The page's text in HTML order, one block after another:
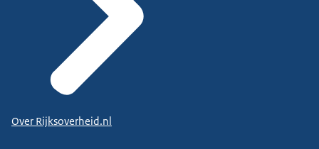
Over Rijksoverheid.nl